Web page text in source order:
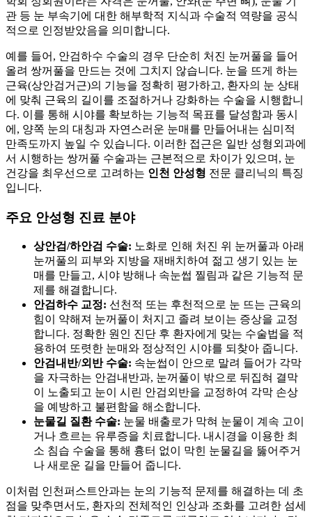
관 등 눈 부속기에 대한 해부학적 지식과 수술적 역량을 공식
적으로 인정받았음을 의미합니다.
예를 들어, 안검하수 수술의 경우 단순히 처진 눈꺼풀을 들어
올려 쌍꺼풀을 만드는 것에 그치지 않습니다. 눈을 뜨게 하는
근육(상안검거근)의 기능을 정확히 평가하고, 환자의 눈 상태
에 맞춰 근육의 길이를 조절하거나 강화하는 수술을 시행합니
다. 이를 통해 시야를 확보하는 기능적 목표를 달성함과 동시
에, 양쪽 눈의 대칭과 자연스러운 눈매를 만들어내는 심미적
만족도까지 높일 수 있습니다. 이러한 접근은 일반 성형외과에
서 시행하는 쌍꺼풀 수술과는 근본적으로 차이가 있으며, 눈
건강을 최우선으로 고려하는 인천 안성형 전문 클리닉의 특징
입니다.
주요 안성형 진료 분야
상안검/하안검 수술: 노화로 인해 처진 위 눈꺼풀과 아래
눈꺼풀의 피부와 지방을 재배치하여 젊고 생기 있는 눈
매를 만들고, 시야 방해나 속눈썹 찔림과 같은 기능적 문
제를 해결합니다.
안검하수 교정: 선천적 또는 후천적으로 눈 뜨는 근육의
힘이 약해져 눈꺼풀이 처지고 졸려 보이는 증상을 교정
합니다. 정확한 원인 진단 후 환자에게 맞는 수술법을 적
용하여 또렷한 눈매와 정상적인 시야를 되찾아 줍니다.
안검내반/외반 수술: 속눈썹이 안으로 말려 들어가 각막
을 자극하는 안검내반과, 눈꺼풀이 밖으로 뒤집혀 결막
이 노출되고 눈이 시린 안검외반을 교정하여 각막 손상
을 예방하고 불편함을 해소합니다.
눈물길 질환 수술: 눈물 배출로가 막혀 눈물이 계속 고이
거나 흐르는 유루증을 치료합니다. 내시경을 이용한 최
소 침습 수술을 통해 흉터 없이 막힌 눈물길을 뚫어주거
나 새로운 길을 만들어 줍니다.
이처럼 인천퍼스트안과는 눈의 기능적 문제를 해결하는 데 초
점을 맞추면서도, 환자의 전체적인 인상과 조화를 고려한 섬세